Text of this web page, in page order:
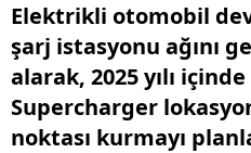
Elektrikli otomobil
şarj istasyonu ağını
alarak, 2025 yılı
Supercharger
noktası kurmayı